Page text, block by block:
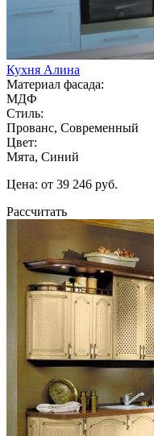
Кухня Алина
Материал фасада:
МДФ
Стиль:
Прованс, Современный
Цвет:
Мята, Синий
Цена: от 39 246 руб.
Рассчитать